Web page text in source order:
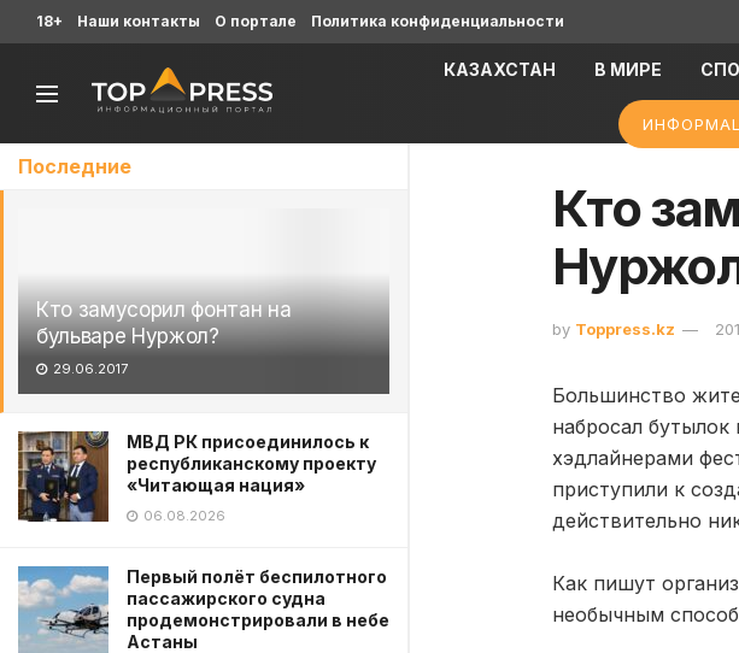
Последние
Кто замусорил фонтан на
бульваре Нуржол?
29.06.2017
МВД РК присоединилось к
республиканскому проекту
«Читающая нация»
06.08.2026
Первый полёт беспилотного
пассажирского судна
продемонстрировали в небе
Астаны
18+ Наши контакты О портале Политика конфиденциальности
КАЗАХСТАН В МИРЕ
Кто
by Toppress.kz
Большинство
набросал
хэдлайнерами
приступили к
действительно
Как пишут
необычным